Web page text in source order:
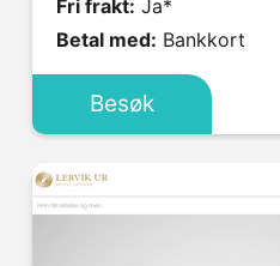
Fri frakt: Ja*
Betal med: Bankkort
Besøk